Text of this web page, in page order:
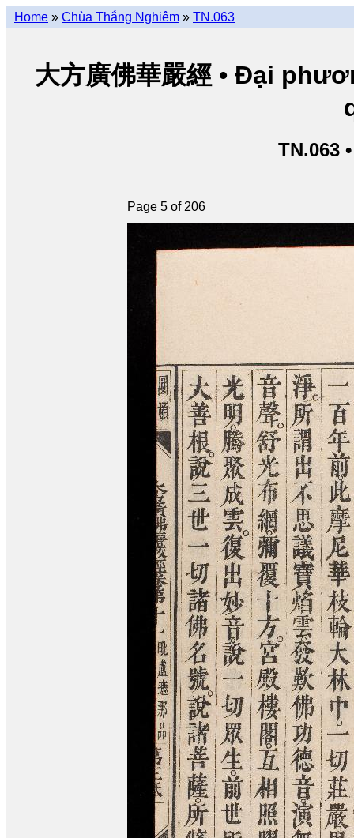
Home » Chùa Thắng Nghiêm » TN.063
大方廣佛華嚴經 • Đại
TN.063
Page 5 of 206